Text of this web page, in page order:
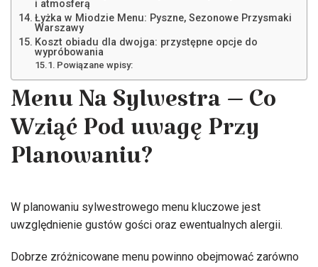
i atmosferą
Łyżka w Miodzie Menu: Pyszne, Sezonowe Przysmaki
Warszawy
Koszt obiadu dla dwojga: przystępne opcje do
wypróbowania
Powiązane wpisy:
Menu Na Sylwestra – Co
Wziąć Pod uwagę Przy
Planowaniu?
W planowaniu sylwestrowego menu kluczowe jest
uwzględnienie gustów gości oraz ewentualnych alergii.
Dobrze zróżnicowane menu powinno obejmować zarówno